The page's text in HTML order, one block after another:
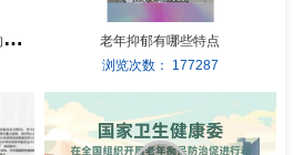
嘴
上说没事不在乎的老年人是真的不在乎吗
老年抑郁有哪些特点
浏览次数： 177287